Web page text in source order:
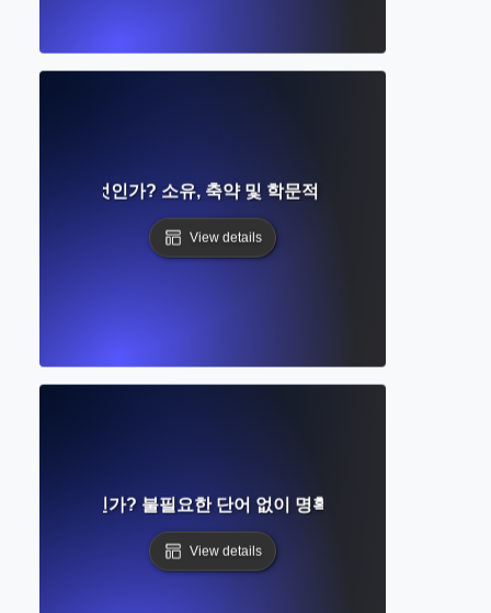
란 무엇인가? 소유, 축약 및 학문적 명확성을 위한 규칙
View details
이란 무엇인가? 불필요한 단어 없이 명확하게 글쓰는 방법
View details